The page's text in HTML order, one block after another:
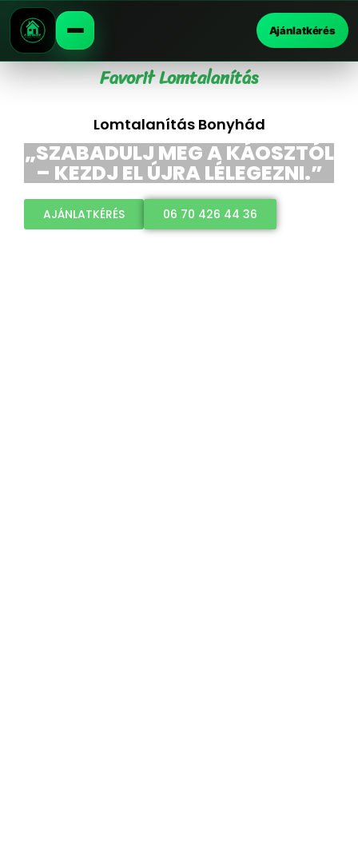
Ajánlatkérés
Favorit Lomtalanítás
Lomtalanítás Bonyhád
„SZABADULJ MEG A KÁOSZTÓL
– KEZDJ EL ÚJRA LÉLEGEZNI.”
AJÁNLATKÉRÉS 06 70 426 44 36